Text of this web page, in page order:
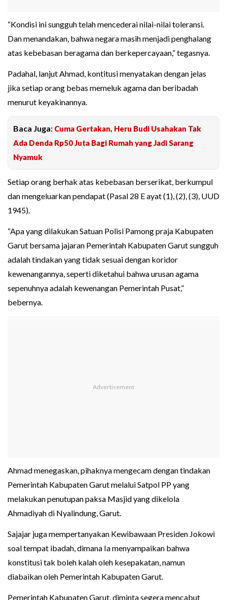
“Kondisi ini sungguh telah mencederai nilai-nilai toleransi.
Dan menandakan, bahwa negara masih menjadi penghalang
atas kebebasan beragama dan berkepercayaan,” tegasnya.
Padahal, lanjut Ahmad, kontitusi menyatakan dengan jelas
jika setiap orang bebas memeluk agama dan beribadah
menurut keyakinannya.
Baca Juga: Cuma Gertakan, Heru Budi Usahakan Tak
Ada Denda Rp50 Juta Bagi Rumah yang Jadi Sarang
Nyamuk
Setiap orang berhak atas kebebasan berserikat, berkumpul
dan mengeluarkan pendapat (Pasal 28 E ayat (1), (2), (3), UUD
1945).
“Apa yang dilakukan Satuan Polisi Pamong praja Kabupaten
Garut bersama jajaran Pemerintah Kabupaten Garut sungguh
adalah tindakan yang tidak sesuai dengan koridor
kewenangannya, seperti diketahui bahwa urusan agama
sepenuhnya adalah kewenangan Pemerintah Pusat,”
bebernya.
Ahmad menegaskan, pihaknya mengecam dengan tindakan
Pemerintah Kabupaten Garut melalui Satpol PP yang
melakukan penutupan paksa Masjid yang dikelola
Ahmadiyah di Nyalindung, Garut.
Sajajar juga mempertanyakan Kewibawaan Presiden Jokowi
soal tempat ibadah, dimana Ia menyampaikan bahwa
konstitusi tak boleh kalah oleh kesepakatan, namun
diabaikan oleh Pemerintah Kabupaten Garut.
Pemerintah Kabupaten Garut, diminta segera mencabut